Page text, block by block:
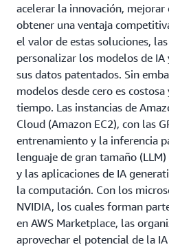
acelerar la innovación,
obtener una ventaja
el valor de estas soluciones,
personalizar los modelos de
sus datos patentados. Sin
modelos desde cero es
tiempo. Las instancias de
Cloud (Amazon EC2), con las
entrenamiento y la inferencia
lenguaje de gran tamaño
y las aplicaciones de IA
la computación. Con los
NVIDIA, los cuales forman
en AWS Marketplace, las
aprovechar el potencial de la